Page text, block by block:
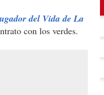
del Vida de La
con los verdes.